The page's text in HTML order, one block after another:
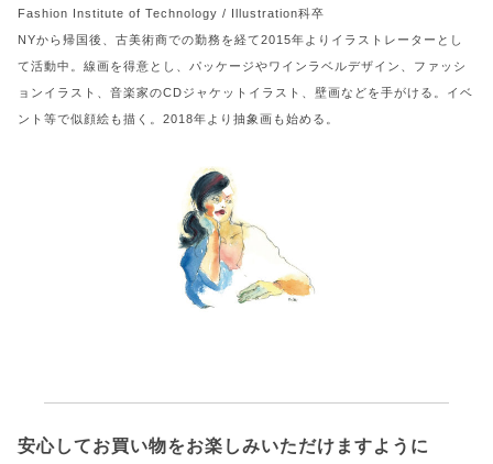
Fashion Institute of Technology / Illustration科卒
NYから帰国後、古美術商での勤務を経て2015年よりイラストレーターとし
て活動中。線画を得意とし、パッケージやワインラベルデザイン、ファッシ
ョンイラスト、音楽家のCDジャケットイラスト、壁画などを手がける。イベ
ント等で似顔絵も描く。2018年より抽象画も始める。
安心してお買い物をお楽しみいただけますように